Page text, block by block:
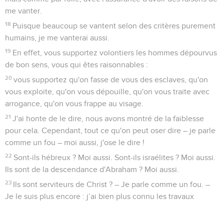
me vanter.
18 Puisque beaucoup se vantent selon des critères purement
humains, je me vanterai aussi.
19 En effet, vous supportez volontiers les hommes dépourvus
de bon sens, vous qui êtes raisonnables :
20 vous supportez qu'on fasse de vous des esclaves, qu'on
vous exploite, qu'on vous dépouille, qu'on vous traite avec
arrogance, qu'on vous frappe au visage.
21 J'ai honte de le dire, nous avons montré de la faiblesse
pour cela. Cependant, tout ce qu'on peut oser dire – je parle
comme un fou – moi aussi, j'ose le dire !
22 Sont-ils hébreux ? Moi aussi. Sont-ils israélites ? Moi aussi.
Ils sont de la descendance d'Abraham ? Moi aussi.
23 Ils sont serviteurs de Christ ? – Je parle comme un fou. –
Je le suis plus encore : j’ai bien plus connu les travaux